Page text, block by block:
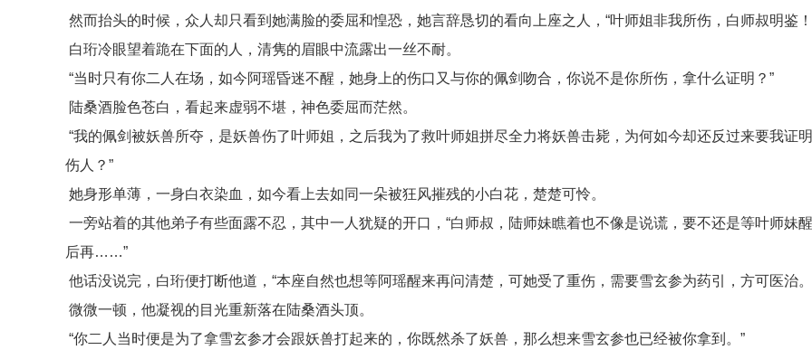
然而抬头的时候，众人却只看到她满脸的委屈和惶恐，她言辞恳切的看向上座之人，“叶师姐非我所伤，白师叔明鉴！
白珩冷眼望着跪在下面的人，清隽的眉眼中流露出一丝不耐。
“当时只有你二人在场，如今阿瑶昏迷不醒，她身上的伤口又与你的佩剑吻合，你说不是你所伤，拿什么证明？”
陆桑酒脸色苍白，看起来虚弱不堪，神色委屈而茫然。
“我的佩剑被妖兽所夺，是妖兽伤了叶师姐，之后我为了救叶师姐拼尽全力将妖兽击毙，为何如今却还反过来要我证
伤人？”
她身形单薄，一身白衣染血，如今看上去如同一朵被狂风摧残的小白花，楚楚可怜。
一旁站着的其他弟子有些面露不忍，其中一人犹疑的开口，“白师叔，陆师妹瞧着也不像是说谎，要不还是等叶师妹
后再……”
他话没说完，白珩便打断他道，“本座自然也想等阿瑶醒来再问清楚，可她受了重伤，需要雪玄参为药引，方可医治。
微微一顿，他凝视的目光重新落在陆桑酒头顶。
“你二人当时便是为了拿雪玄参才会跟妖兽打起来的，你既然杀了妖兽，那么想来雪玄参也已经被你拿到。”